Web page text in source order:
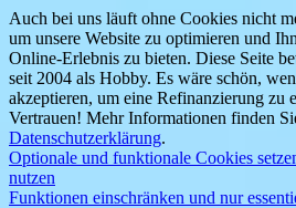
Auch bei uns läuft ohne Cookies nicht
um unsere Website zu optimieren und
Online-Erlebnis zu bieten. Diese Seite
seit 2004 als Hobby. Es wäre schön,
akzeptieren, um eine Refinanzierung zu
Vertrauen! Mehr Informationen finden
Datenschutzerklärung.
Optionale und funktionale Cookies
nutzen
Funktionen einschränken und nur